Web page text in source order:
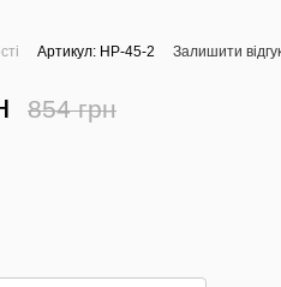
Артикул: HP-45-2 Залишити
854 грн